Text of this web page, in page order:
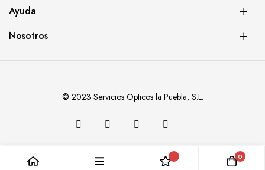
Ayuda
Nosotros
© 2023 Servicios Opticos la Puebla, S.L.
0